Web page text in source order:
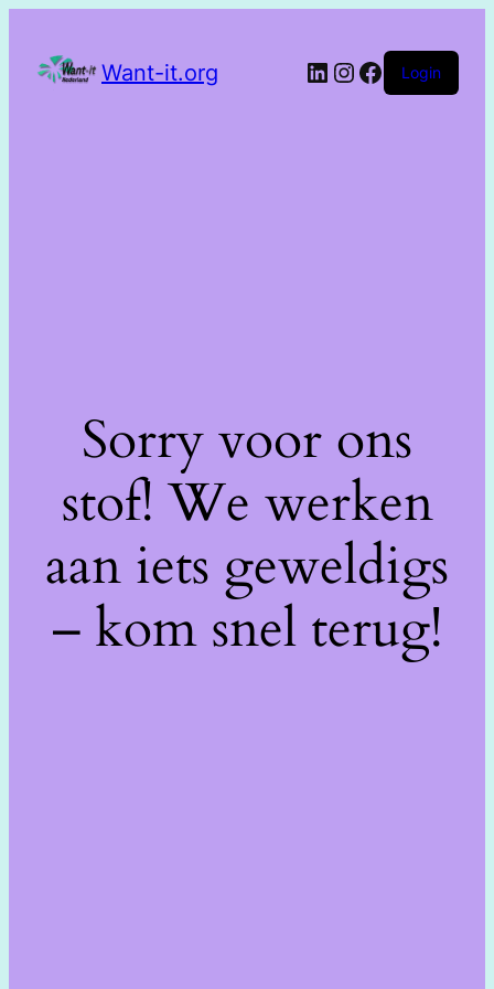
Want-it.org Login
Sorry voor ons
stof! We werken
aan iets geweldigs
– kom snel terug!